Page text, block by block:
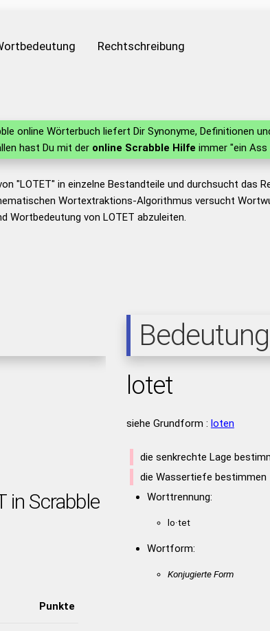
Rechtschreibung
online Wörterbuch liefert Dir Synonyme, Definitionen
hast Du mit der online Scrabble Hilfe immer "ein
"LOTET" in einzelne Bestandteile und durchsucht das
Wortextraktions-Algorithmus versucht
Wortbedeutung von LOTET abzuleiten.
in Scrabble
Punkte
Bedeutung
lotet
siehe Grundform : loten
die senkrechte Lage
die Wassertiefe bestimmen
Worttrennung:
lo·tet
Wortform:
Konjugierte Form